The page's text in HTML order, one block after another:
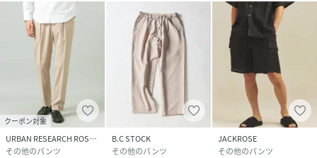
クーポン対象
URBAN RESEARCH ROSSO
その他のパンツ
B.C STOCK
その他のパンツ
JACKROSE
その他のパンツ